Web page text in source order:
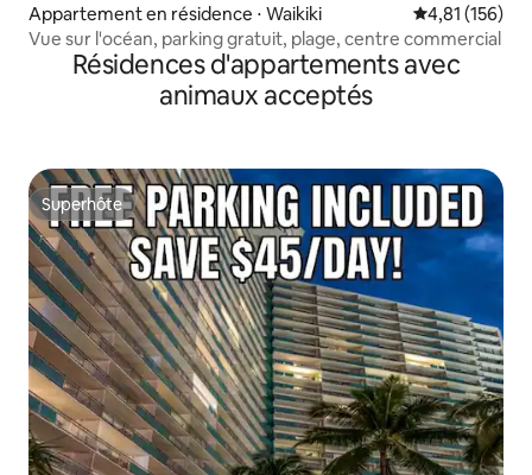
Appartement en résidence ⋅ Waikiki Évaluation
4,81 (156)
Vue sur l'océan, parking gratuit, plage, centre commercial
Résidences d'appartements avec
animaux acceptés
Superhôte
Superhôte